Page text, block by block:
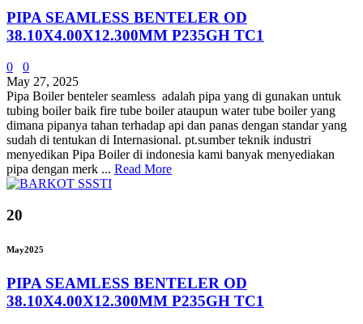
PIPA SEAMLESS BENTELER OD
38.10X4.00X12.300MM P235GH TC1
0
0
May 27, 2025
Pipa Boiler benteler seamless adalah pipa yang di gunakan untuk
tubing boiler baik fire tube boiler ataupun water tube boiler yang
dimana pipanya tahan terhadap api dan panas dengan standar yang
sudah di tentukan di Internasional. pt.sumber teknik industri
menyedikan Pipa Boiler di indonesia kami banyak menyediakan
pipa dengan merk ... Read More
20
May2025
PIPA SEAMLESS BENTELER OD
38.10X4.00X12.300MM P235GH TC1